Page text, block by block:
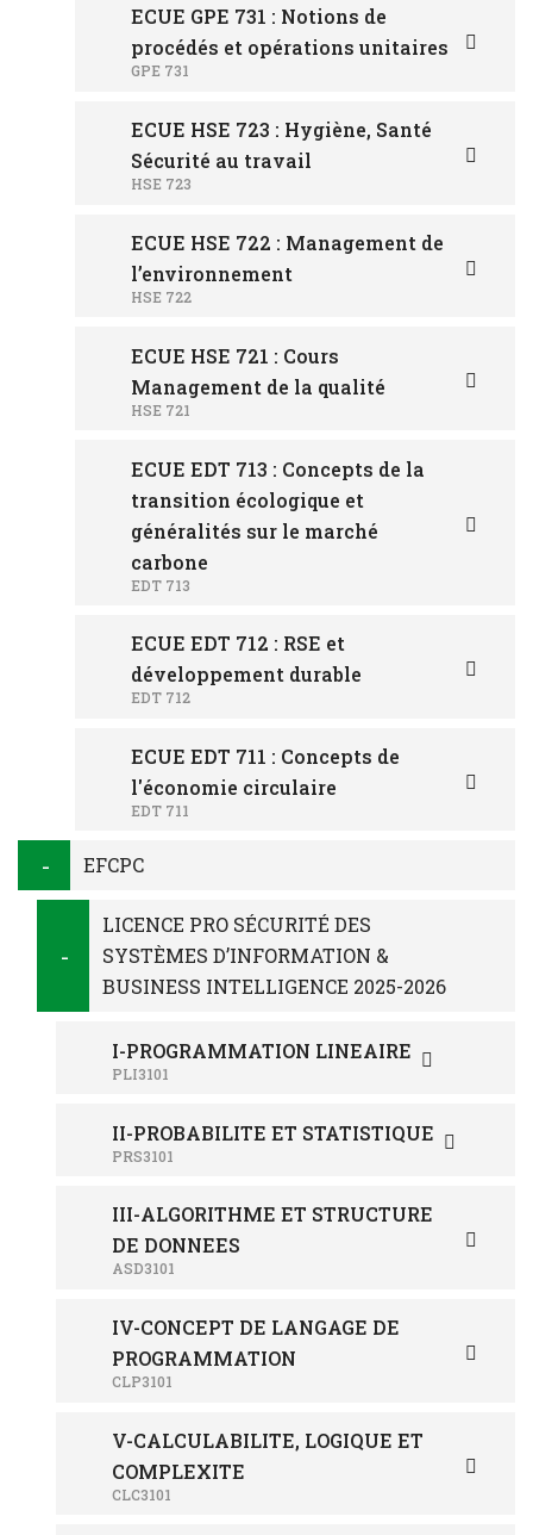
ECUE GPE 731 : Notions de
procédés et opérations unitaires
GPE 731
ECUE HSE 723 : Hygiène, Santé
Sécurité au travail
HSE 723
ECUE HSE 722 : Management de
l’environnement
HSE 722
ECUE HSE 721 : Cours
Management de la qualité
HSE 721
ECUE EDT 713 : Concepts de la
transition écologique et
généralités sur le marché
carbone
EDT 713
ECUE EDT 712 : RSE et
développement durable
EDT 712
ECUE EDT 711 : Concepts de
l'économie circulaire
EDT 711
EFCPC
LICENCE PRO SÉCURITÉ DES
SYSTÈMES D’INFORMATION &
BUSINESS INTELLIGENCE 2025-2026
I-PROGRAMMATION LINEAIRE
PLI3101
II-PROBABILITE ET STATISTIQUE
PRS3101
III-ALGORITHME ET STRUCTURE
DE DONNEES
ASD3101
IV-CONCEPT DE LANGAGE DE
PROGRAMMATION
CLP3101
V-CALCULABILITE, LOGIQUE ET
COMPLEXITE
CLC3101